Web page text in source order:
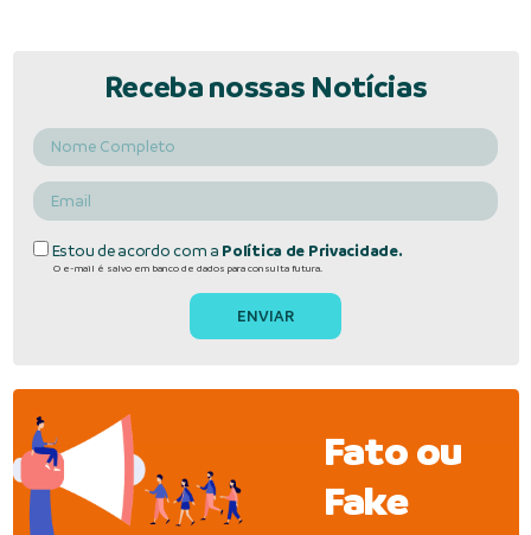
Receba nossas Notícias
Estou de acordo com a Política de Privacidade.
O e-mail é salvo em banco de dados para consulta futura.
Fato ou
Fake